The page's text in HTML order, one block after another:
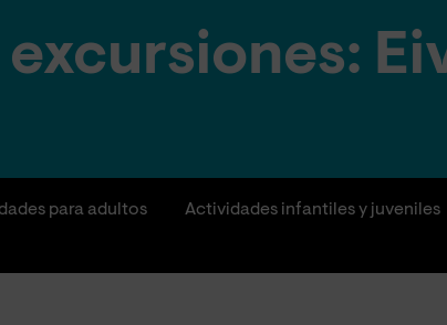
para adultos Actividades infantiles y juveniles